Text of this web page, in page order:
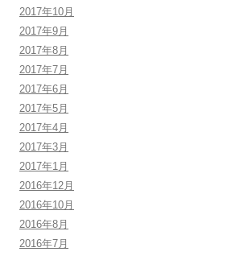
2017年10月
2017年9月
2017年8月
2017年7月
2017年6月
2017年5月
2017年4月
2017年3月
2017年1月
2016年12月
2016年10月
2016年8月
2016年7月